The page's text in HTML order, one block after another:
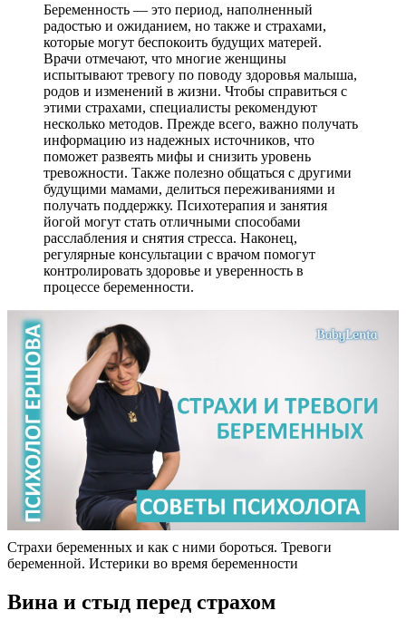
Беременность — это период, наполненный
радостью и ожиданием, но также и страхами,
которые могут беспокоить будущих матерей.
Врачи отмечают, что многие женщины
испытывают тревогу по поводу здоровья малыша,
родов и изменений в жизни. Чтобы справиться с
этими страхами, специалисты рекомендуют
несколько методов. Прежде всего, важно получать
информацию из надежных источников, что
поможет развеять мифы и снизить уровень
тревожности. Также полезно общаться с другими
будущими мамами, делиться переживаниями и
получать поддержку. Психотерапия и занятия
йогой могут стать отличными способами
расслабления и снятия стресса. Наконец,
регулярные консультации с врачом помогут
контролировать здоровье и уверенность в
процессе беременности.
Страхи беременных и как с ними бороться. Тревоги
беременной. Истерики во время беременности
Вина и стыд перед страхом